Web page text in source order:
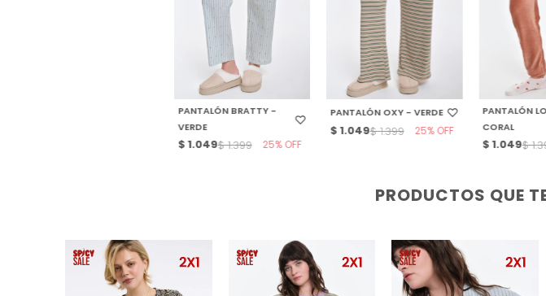
SELECCIONAR TALLE
PANTALÓN BRATTY -
VERDE
$ 1.049$ 1.399 25
SELECCIONAR TALLE
PANTALÓN OXY - VERDE
$ 1.049$ 1.399 25
PANTALÓN
CORAL
$ 1.049$
PRODUCTOS QUE